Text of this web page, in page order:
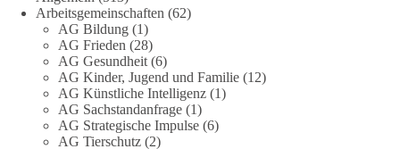
zum Rechtsstaat und zur Demokratie aufwerfen. [...]
👉 Hier weiterlesen: https://diebasis-
partei.de/2026/07/grundrechte-der-natur-ein-angriff-auf-das-
grundgesetz/
🟩🟩🟦🟦🟥🟥🟧🟧
Arbeitsgemeinschaften (62)
AG Bildung (1)
AG Frieden (28)
AG Gesundheit (6)
AG Kinder, Jugend und Familie (12)
AG Künstliche Intelligenz (1)
AG Sachstandanfrage (1)
AG Strategische Impulse (6)
AG Tierschutz (2)